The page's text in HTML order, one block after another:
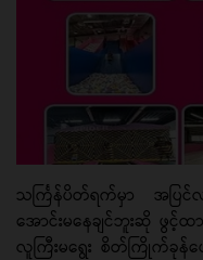
သင်္ကြန်ပိတ်ရက်မှာ အပြ
အောင်းမနေချင်ဘူးဆို ဖွ
လူကြီးမရွေး စိတ်ကြိုက်ခုန်